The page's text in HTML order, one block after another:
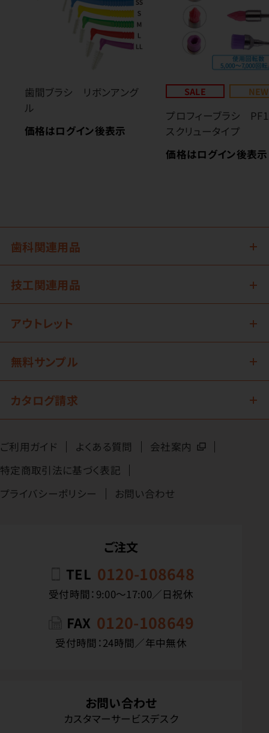
歯間ブラシ リボンアング
ル
価格はログイン後表示
SALE NEW
プロフィーブラシ
スクリュータイプ
価格はログイン後表示
歯科関連用品
技工関連用品
アウトレット
無料サンプル
カタログ請求
ご利用ガイド よくある質問
会社案内
特定商取引法に基づく表記
プライバシーポリシー
お問い合わせ
ご注文
TEL 0120-108648
受付時間：9:00〜17:00／日祝休
FAX 0120-108649
受付時間：24時間／年中無休
お問い合わせ
カスタマーサービスデスク